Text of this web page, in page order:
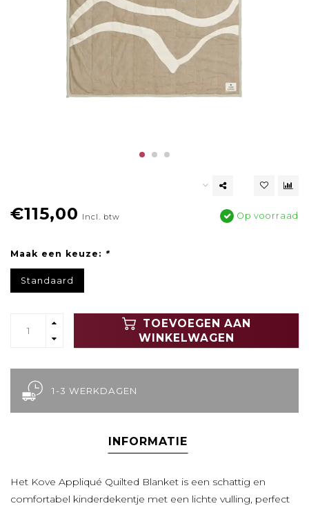
€115,00 Incl. btw Op voorraad
Maak een keuze: *
Standaard
TOEVOEGEN AAN
WINKELWAGEN
1-3 WERKDAGEN
INFORMATIE
Het Kove Appliqué Quilted Blanket is een schattig en
comfortabel kinderdekentje met een lichte vulling, perfect